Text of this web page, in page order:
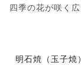
四季の花が咲く
明石焼（玉子焼）